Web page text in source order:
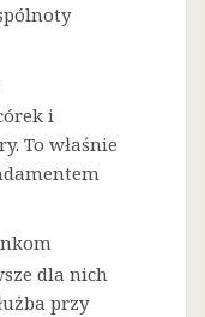
i
To właśnie
dla nich
przy